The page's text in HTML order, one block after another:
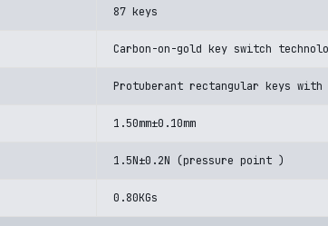
87 keys
Carbon-on-gold key switch
Protuberant rectangular keys
1.50mm±0.10mm
1.5N±0.2N (pressure point )
0.80KGs